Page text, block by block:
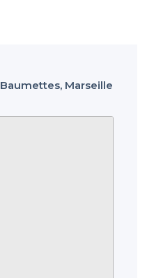
Marseille